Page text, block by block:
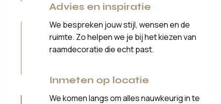
Advies en inspiratie
We bespreken jouw stijl, wensen en de
ruimte. Zo helpen we je bij het kiezen van
raamdecoratie die echt past.
Inmeten op locatie
We komen langs om alles nauwkeurig in te